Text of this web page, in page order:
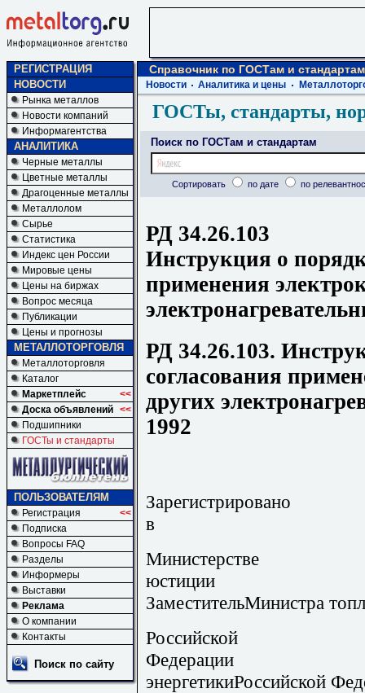
РЕГИСТРАЦИЯ
НОВОСТИ
Рынка металлов
Новости компаний
Информагентства
АНАЛИТИКА
Черные металлы
Цветные металлы
Драгоценные металлы
Металлолом
Сырье
Статистика
Индекс цен России
Мировые цены
Цены на биржах
Вопрос месяца
Публикации
Цены и прогнозы
МЕТАЛЛОТОРГОВЛЯ
Металлоторговля
Каталог
Маркетплейс
<<
Доска объявлений <<
Подшипники
ГОСТы и стандарты
ПОЛЬЗОВАТЕЛЯМ
Регистрация
<<
Подписка
Вопросы FAQ
Разделы
Информеры
Выставки
Реклама
О компании
Контакты
Поиск по сайту
Справочник по ГОСТам и стандартам
Новости Аналитика и цены
ГОСТы, стандарты,
Поиск по ГОСТам и стандартам
Сортировать по дате по
РД 34.26.103
Инструкция о
применения
РД 34.26.103.
согласования
других
1992
Зарегистрировано
в
Министерстве
ЗаместительМинистра
Российской
энергетикиРоссийской